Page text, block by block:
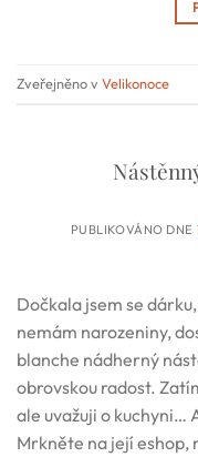
Zveřejněno v Velikonoce
PUBLIKOVÁNO DNE
Dočkala jsem se
nemám narozeniny,
blanche nádherný
obrovskou radost.
ale uvažuji o kuchyni…
Mrkněte na její eshop,